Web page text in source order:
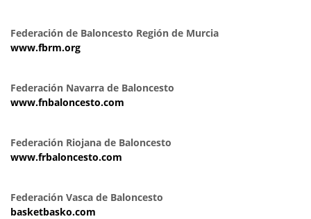
Federación de Baloncesto Región de Murcia
www.fbrm.org
Federación Navarra de Baloncesto
www.fnbaloncesto.com
Federación Riojana de Baloncesto
www.frbaloncesto.com
Federación Vasca de Baloncesto
basketbasko.com